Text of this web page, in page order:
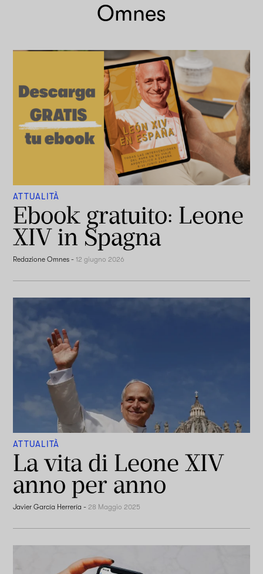
Omnes
ATTUALITÀ
Ebook gratuito: Leone
XIV in Spagna
Redazione Omnes -12 giugno 2026
ATTUALITÀ
La vita di Leone XIV
anno per anno
Javier García Herrería - 28 Maggio 2025